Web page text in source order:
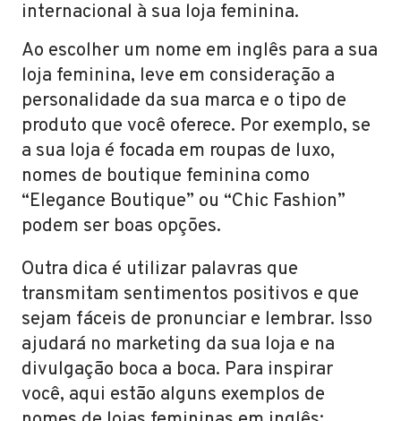
internacional à sua loja feminina.
Ao escolher um nome em inglês para a sua
loja feminina, leve em consideração a
personalidade da sua marca e o tipo de
produto que você oferece. Por exemplo, se
a sua loja é focada em roupas de luxo,
nomes de boutique feminina como
“Elegance Boutique” ou “Chic Fashion”
podem ser boas opções.
Outra dica é utilizar palavras que
transmitam sentimentos positivos e que
sejam fáceis de pronunciar e lembrar. Isso
ajudará no marketing da sua loja e na
divulgação boca a boca. Para inspirar
você, aqui estão alguns exemplos de